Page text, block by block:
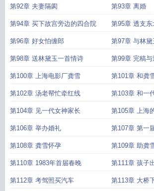
第92章 夫妻隔阂 第93章 离婚
第94章 买下故宫旁边的四合院 第95章 透支
人
第96章 好女怕缠郎 第97章 与林
第98章 送林黛玉一首情诗 第99章 完稿
第100章 上海电影厂龚雪 第101章 和龚
第102章 汤老帮忙牵红线 第103章 和一
第104章 见一代女神家长 第105章 上海
第106章 举办婚礼 第107章 第一
第108章 龚雪怀孕 第109章 助龚
第110章 1983年首届春晚 第111章 孩子
第112章 考驾照买汽车 第113章 大桥